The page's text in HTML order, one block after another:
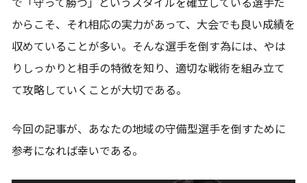
で「守って勝つ」というスタイルを確立している選手だ
からこそ、それ相応の実力があって、大会でも良い成績を
収めていることが多い。そんな選手を倒す為には、やは
りしっかりと相手の特徴を知り、適切な戦術を組み立て
て攻略していくことが大切である。
今回の記事が、あなたの地域の守備型選手を倒すために
参考になれば幸いである。